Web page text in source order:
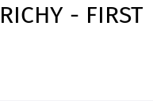
- FIRST